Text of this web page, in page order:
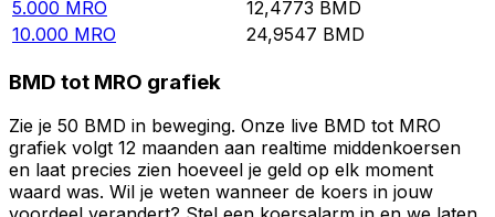
5.000 MRO 12,4773 BMD
10.000 MRO 24,9547 BMD
BMD tot MRO grafiek
Zie je 50 BMD in beweging. Onze live BMD tot MRO
grafiek volgt 12 maanden aan realtime middenkoersen
en laat precies zien hoeveel je geld op elk moment
waard was. Wil je weten wanneer de koers in jouw